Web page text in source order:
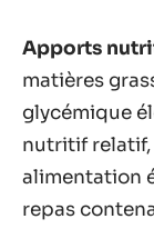
Apports
matières
glycémique
nutritif relatif,
alimentation
repas